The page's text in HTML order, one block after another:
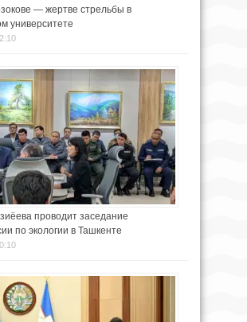
— жертве стрельбы в
университете
проводит заседание
по экологии в Ташкенте